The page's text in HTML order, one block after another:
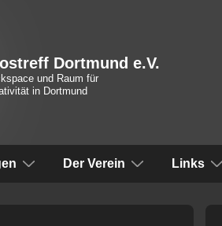
Dortmund e.V.
und Raum für
in Dortmund
Der Verein Links